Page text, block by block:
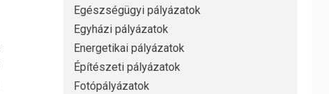
Egészségügyi pályázatok
Egyházi pályázatok
Energetikai pályázatok
Építészeti pályázatok
Fotópályázatok